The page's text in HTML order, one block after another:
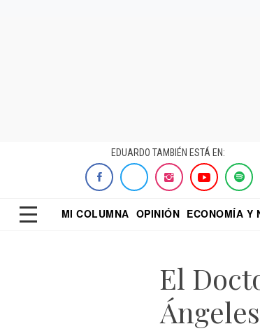
EDUARDO TAMBIÉN ESTÁ EN:
MI COLUMNA OPINIÓN ECONOMÍA Y
El